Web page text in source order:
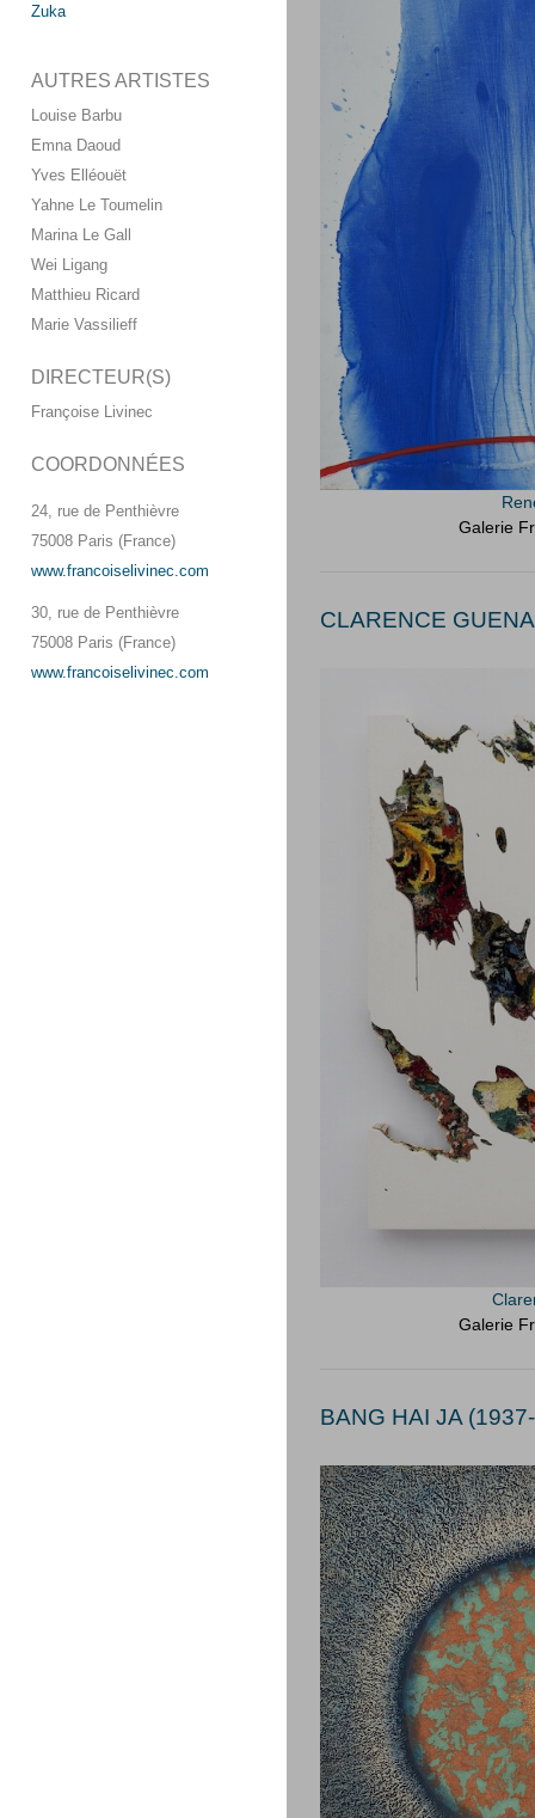
Zuka
AUTRES ARTISTES
Louise Barbu
Emna Daoud
Yves Elléouët
Yahne Le Toumelin
Marina Le Gall
Wei Ligang
Matthieu Ricard
Marie Vassilieff
DIRECTEUR(S)
Françoise Livinec
COORDONNÉES
24, rue de Penthièvre
75008 Paris (France)
www.francoiselivinec.com
30, rue de Penthièvre
75008 Paris (France)
www.francoiselivinec.com
Galerie
CLARENCE
Galerie
BANG HAI JA